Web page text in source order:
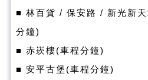
■ 林百貨 / 保安路 / 新光新
分鐘)
■ 赤崁樓(車程分鐘)
■ 安平古堡(車程分鐘)